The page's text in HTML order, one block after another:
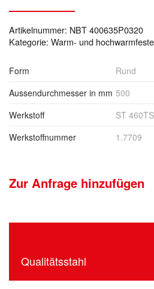
Artikelnummer: NBT 400635P0320
Kategorie: Warm- und
Form
Rund
Aussendurchmesser in mm 500
Werkstoff
ST 460TS
Werkstoffnummer
1.7709
Zur Anfrage hinzufügen
Qualitätsstahl